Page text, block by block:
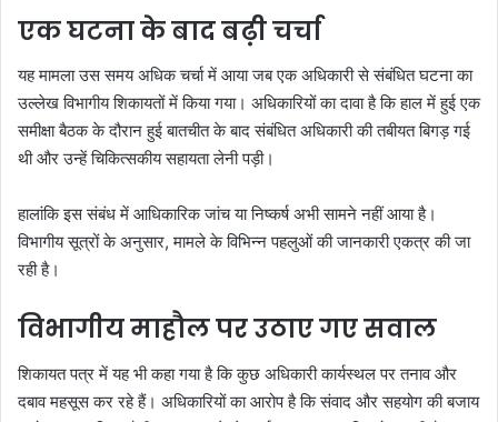
एक घटना के बाद बढ़ी चर्चा
यह मामला उस समय अधिक चर्चा में आया जब एक अधिकारी से संबंधित घटना का
उल्लेख विभागीय शिकायतों में किया गया। अधिकारियों का दावा है कि हाल में हुई एक
समीक्षा बैठक के दौरान हुई बातचीत के बाद संबंधित अधिकारी की तबीयत बिगड़ गई
थी और उन्हें चिकित्सकीय सहायता लेनी पड़ी।
हालांकि इस संबंध में आधिकारिक जांच या निष्कर्ष अभी सामने नहीं आया है।
विभागीय सूत्रों के अनुसार, मामले के विभिन्न पहलुओं की जानकारी एकत्र की जा
रही है।
विभागीय माहौल पर उठाए गए सवाल
शिकायत पत्र में यह भी कहा गया है कि कुछ अधिकारी कार्यस्थल पर तनाव और
दबाव महसूस कर रहे हैं। अधिकारियों का आरोप है कि संवाद और सहयोग की बजाय